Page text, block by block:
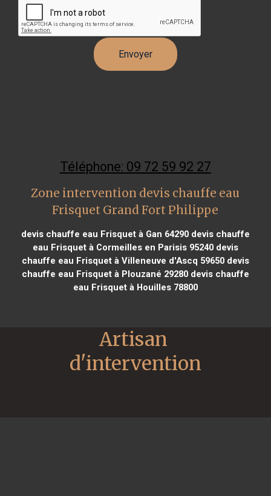
Téléphone: 09 72 59 92 27
Zone intervention devis chauffe eau
Frisquet Grand Fort Philippe
devis chauffe eau Frisquet à Gan 64290devis chauffe
eau Frisquet à Cormeilles en Parisis 95240devis
chauffe eau Frisquet à Villeneuve d'Ascq 59650devis
chauffe eau Frisquet à Plouzané 29280devis chauffe
eau Frisquet à Houilles 78800
Artisan
d'intervention